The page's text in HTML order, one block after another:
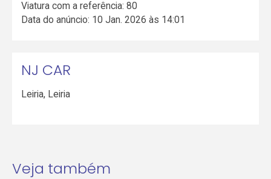
Viatura com a referência: 80
Data do anúncio: 10 Jan. 2026 às 14:01
NJ CAR
Leiria, Leiria
Veja também